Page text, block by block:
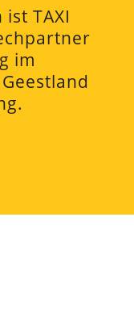
TAXI
im